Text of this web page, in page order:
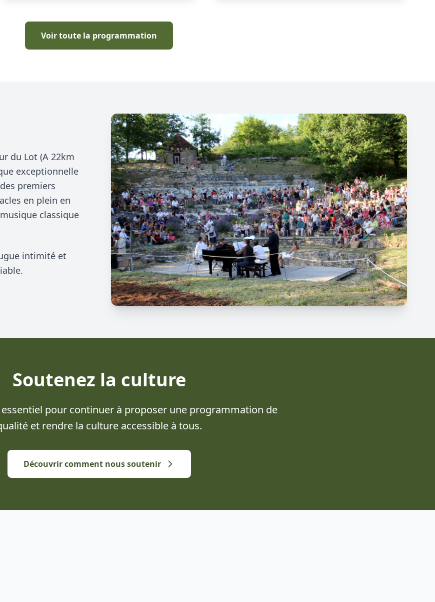
Voir toute la programmation
du Lot (A 22km
exceptionnelle
premiers
en plein en
classique
intimité et
Soutenez la culture
pour continuer à proposer une programmation de
et rendre la culture accessible à tous.
Découvrir comment nous soutenir